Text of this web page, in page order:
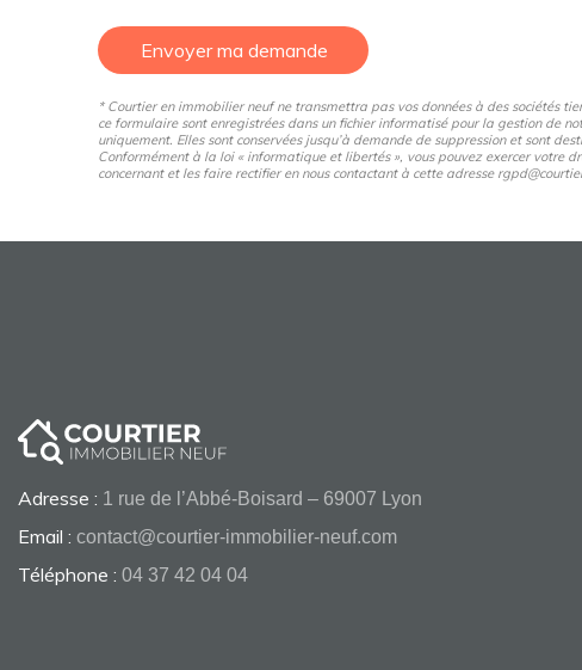
Envoyer ma demande
* Courtier en immobilier neuf ne transmettra pas vos données à des sociétés
ce formulaire sont enregistrées dans un fichier informatisé pour la gestion de
uniquement. Elles sont conservées jusqu’à demande de suppression et sont
Conformément à la loi « informatique et libertés », vous pouvez exercer votre
concernant et les faire rectifier en nous contactant à cette adresse
Adresse : 1 rue de l’Abbé-Boisard – 69007 Lyon
Email : contact@courtier-immobilier-neuf.com
Téléphone : 04 37 42 04 04